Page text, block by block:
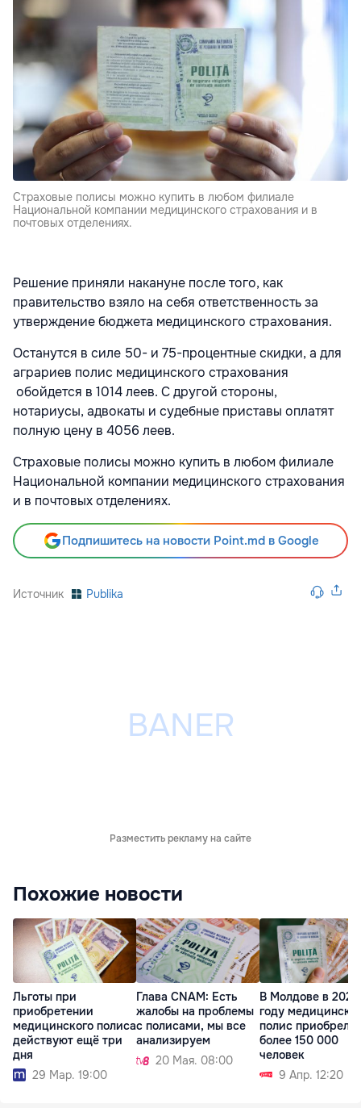
Страховые полисы можно купить в любом филиале
Национальной компании медицинского страхования и в
почтовых отделениях.
Решение приняли накануне после того, как
правительство взяло на себя ответственность за
утверждение бюджета медицинского страхования.
Останутся в силе 50- и 75-процентные скидки, а для
аграриев полис медицинского страхования
обойдется в 1014 леев. С другой стороны,
нотариусы, адвокаты и судебные приставы оплатят
полную цену в 4056 леев.
Страховые полисы можно купить в любом филиале
Национальной компании медицинского страхования
и в почтовых отделениях.
Подпишитесь на новости Point.md в Google
Источник Publika
Разместить рекламу на сайте
Похожие новости
Льготы при
приобретении
медицинского полиса
действуют ещё три
дня
29 Мар. 19:00
Глава CNAM: Есть
жалобы на проблемы
с полисами, мы все
анализируем
20 Мая. 08:00
В Молдове в 2024
году
полис приобрели
более 150 000
человек
9 Апр. 12:20